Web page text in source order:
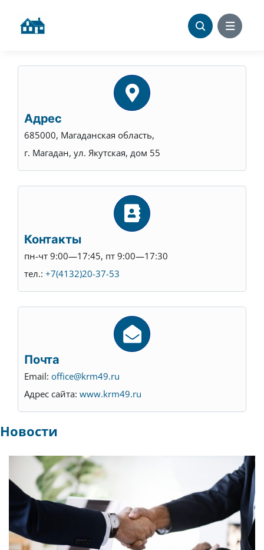
Адрес
685000, Магаданская область,
г. Магадан, ул. Якутская, дом 55
Контакты
пн-чт 9:00—17:45, пт 9:00—17:30
тел.: +7(4132)20-37-53
Почта
Email: office@krm49.ru
Адрес сайта: www.krm49.ru
Новости